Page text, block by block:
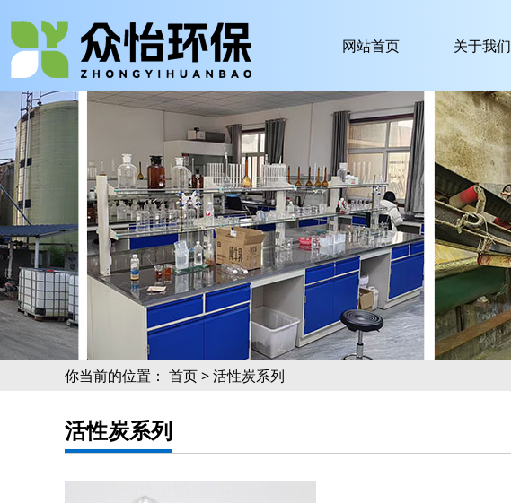
网站首页 关于我们
你当前的位置： 首页>活性炭系列
活性炭系列